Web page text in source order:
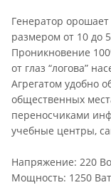
Генератор
размером от 10 до
Проникновение
от глаз “логова”
Агрегатом удобно
общественных
переносчиками
учебные центры,
Напряжение: 220
Мощность: 1250